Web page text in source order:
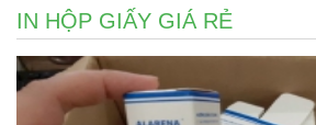
IN HỘP GIẤY GIÁ RẺ